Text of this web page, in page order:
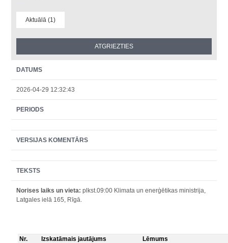
Aktuālā (1)
DATUMS
2026-04-29 12:32:43
PERIODS
VERSIJAS KOMENTĀRS
TEKSTS
Norises laiks un vieta: plkst.09:00 Klimata un enerģētikas ministrija,
Latgales ielā 165, Rīgā.
Nr.
Izskatāmais jautājums
Lēmums